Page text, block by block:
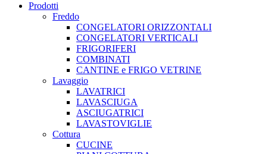
Prodotti
Freddo
CONGELATORI ORIZZONTALI
CONGELATORI VERTICALI
FRIGORIFERI
COMBINATI
CANTINE e FRIGO VETRINE
Lavaggio
LAVATRICI
LAVASCIUGA
ASCIUGATRICI
LAVASTOVIGLIE
Cottura
CUCINE